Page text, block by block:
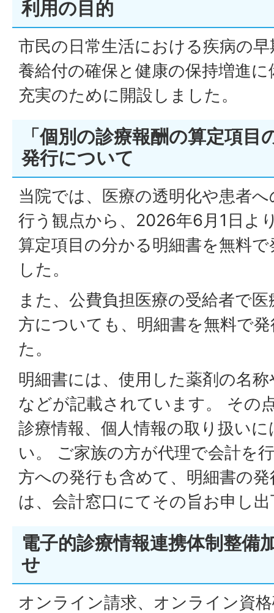
利用の目的
市民の日常生活における疾病の
養給付の確保と健康の保持増進
充実のために開設しました。
「個別の診療報酬の算定項
発行について
当院では、医療の透明化や患者
行う観点から、2026年6月1日よ
算定項目の分かる明細書を無料
した。
また、公費負担医療の受給者で
方についても、明細書を無料で
た。
明細書には、使用した薬剤の名
などが記載されています。 その
診療情報、個人情報の取り扱い
い。 ご家族の方が代理で会計を
方への発行も含めて、明細書の
は、会計窓口にてその旨お申し
電子的診療情報連携体制整備
せ
オンライン請求、オンライン資